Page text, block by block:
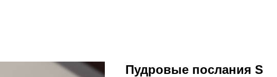
Пудровые послания S